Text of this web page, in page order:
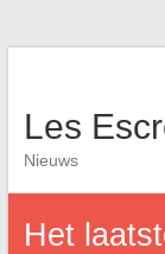
Les
Nieuws
Het